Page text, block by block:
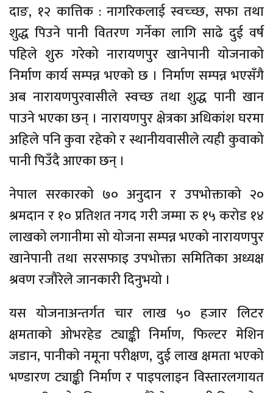
दाङ, १२ कात्तिक : नागरिकलाई स्वच्च्छ, सफा तथा
शुद्ध पिउने पानी वितरण गर्नेका लागि साढे दुई वर्ष
पहिले शुरु गरेको नारायणपुर खानेपानी योजनाको
निर्माण कार्य सम्पन्न भएको छ । निर्माण सम्पन्न भएसँगै
अब नारायणपुरवासीले स्वच्छ तथा शुद्ध पानी खान
पाउने भएका छन् । नारायणपुर क्षेत्रका अधिकांश घरमा
अहिले पनि कुवा रहेको र स्थानीयवासीले त्यही कुवाको
पानी पिउँदै आएका छन् ।
नेपाल सरकारको ७० अनुदान र उपभोक्ताको २०
श्रमदान र १० प्रतिशत नगद गरी जम्मा रु १५ करोड १४
लाखको लगानीमा सो योजना सम्पन्न भएको नारायणपुर
खानेपानी तथा सरसफाइ उपभोक्ता समितिका अध्यक्ष
श्रवण रजौरेले जानकारी दिनुभयो ।
यस योजनाअन्तर्गत चार लाख ५० हजार लिटर
क्षमताको ओभरहेड ट्याङ्की निर्माण, फिल्टर मेशिन
जडान, पानीको नमूना परीक्षण, दुई लाख क्षमता भएको
भण्डारण ट्याङ्की निर्माण र पाइपलाइन विस्तारलगायत